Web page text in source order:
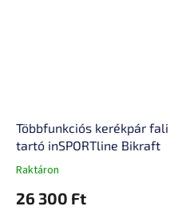
Többfunkciós kerékpár fali
tartó inSPORTline Bikraft
A
átlagos
Raktáron
26 300 Ft